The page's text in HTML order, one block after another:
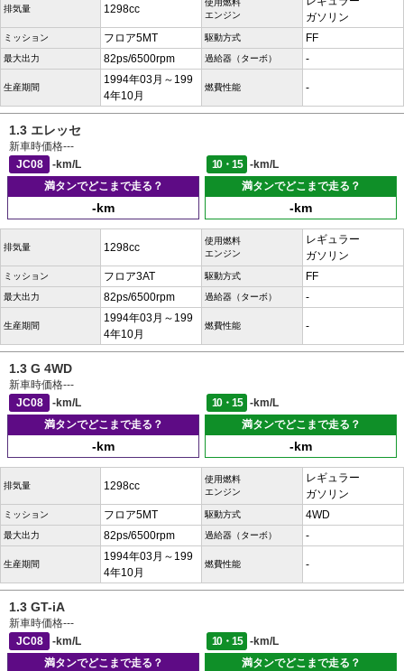
排気量 1298cc
使用燃料
エンジン
ガソリン
ミッション フロア5MT 駆動方式 FF
最大出力 82ps/6500rpm 過給器（ターボ） -
生産期間
1994年03月～199
4年10月
燃費性能 -
1.3 エレッセ
新車時価格---
JC08
-km/L 10・15
-km/L
満タンでどこまで走る？
-km
満タンでどこまで走る？
-km
排気量 1298cc
使用燃料
エンジン
レギュラー
ガソリン
ミッション フロア3AT 駆動方式 FF
最大出力 82ps/6500rpm 過給器（ターボ） -
生産期間
1994年03月～199
4年10月
燃費性能 -
1.3 G 4WD
新車時価格---
JC08
-km/L 10・15
-km/L
満タンでどこまで走る？
-km
満タンでどこまで走る？
-km
排気量 1298cc
使用燃料
エンジン
レギュラー
ガソリン
ミッション フロア5MT 駆動方式 4WD
最大出力 82ps/6500rpm 過給器（ターボ） -
生産期間
1994年03月～199
4年10月
燃費性能 -
1.3 GT-iA
新車時価格---
JC08
-km/L 10・15
-km/L
満タンでどこまで走る？
満タンでどこまで走る？